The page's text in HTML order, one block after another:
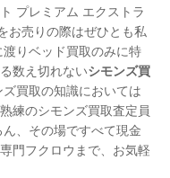
プレミアム エクストラ
お売りの際はぜひとも私
りベッド買取のみに特
数え切れないシモンズ買
買取の知識においては
練のシモンズ買取査定員
、その場ですべて現金
門フクロウまで、お気軽